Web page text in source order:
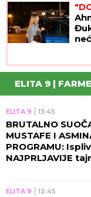
ELITA 9 |
ELITA 9 13:45
BRUTALNO
MUSTAFE I
PROGRAMU:
NAJPRLJAVIJE
ELITA 9 12:45